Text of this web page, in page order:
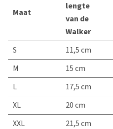
Maat
lengte
van de
Walker
S 11,5 cm
M
15 cm
L
17,5 cm
XL
20 cm
XXL
21,5 cm